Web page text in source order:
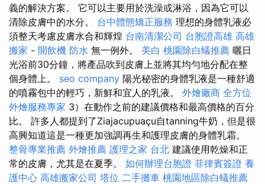
義的解決方案。 它可以主要用於洗澡或淋浴，因為它可以
清除皮膚中的水分。 台中體態矯正服務 理想的身體乳液必
須整天考慮皮膚水合和輝煌 台南清潔公司 台胞證高雄 高雄
搬家 - 開飲機 防水 無一例外。 美白 桃園除白蟻推薦 曬日
光浴前30分鐘，將產品吹到皮膚上並將其均勻地分配在整
個身體上。 seo company 陽光秘密的身體乳液是一種舒適
的噴霧包中的輕巧，新鮮和宜人的乳液。 外燴廠商 全方位
外燴服務專家 3）在動作之前的建議價格和最高價格的百分
比。 許多人都提到了Ziajacupuaçu自tanning牛奶，但是很
高興知道這是一種更加強調再生和護理皮膚的身體乳霜。
整骨專業推薦 外燴推薦 護理之家 台北 建議使用乾燥和正
常的皮膚，尤其是在夏季。 如何辦理台胞證 菲律賓簽證 養
護中心 高雄搬家公司 塔位 二手攤車 桃園地區除白蟻推薦